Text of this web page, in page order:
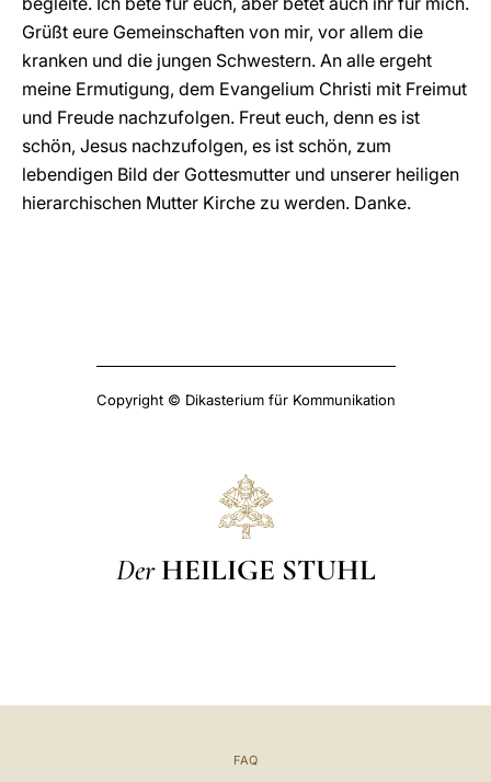
Grüßt eure Gemeinschaften von mir, vor allem die
kranken und die jungen Schwestern. An alle ergeht
meine Ermutigung, dem Evangelium Christi mit Freimut
und Freude nachzufolgen. Freut euch, denn es ist
schön, Jesus nachzufolgen, es ist schön, zum
lebendigen Bild der Gottesmutter und unserer heiligen
hierarchischen Mutter Kirche zu werden. Danke.
Copyright © Dikasterium für Kommunikation
Der HEILIGE STUHL
FAQ